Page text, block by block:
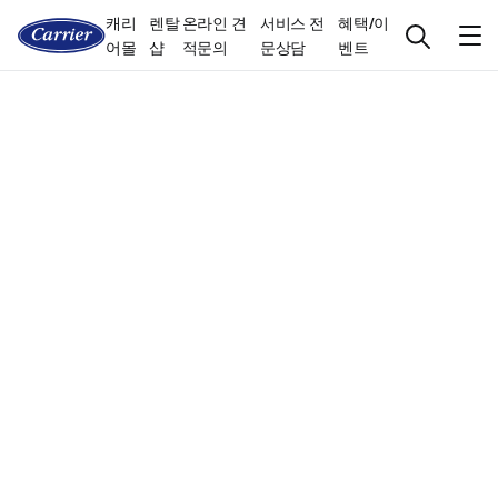
캐리
어몰
렌탈
샵
온라인 견
적문의
서비스 전
문상담
혜택/이
벤트